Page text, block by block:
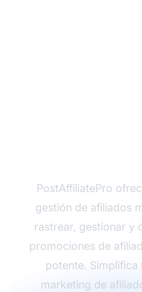
PostAffiliatePro
gestión de afiliados
rastrear, gestionar y
promociones de
potente. Simplifica
marketing de